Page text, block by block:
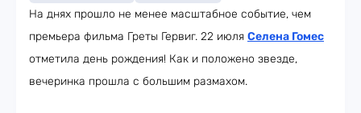
На днях прошло не менее масштабное событие, чем
премьера фильма Греты Гервиг. 22 июля Селена Гомес
отметила день рождения! Как и положено звезде,
вечеринка прошла с большим размахом.